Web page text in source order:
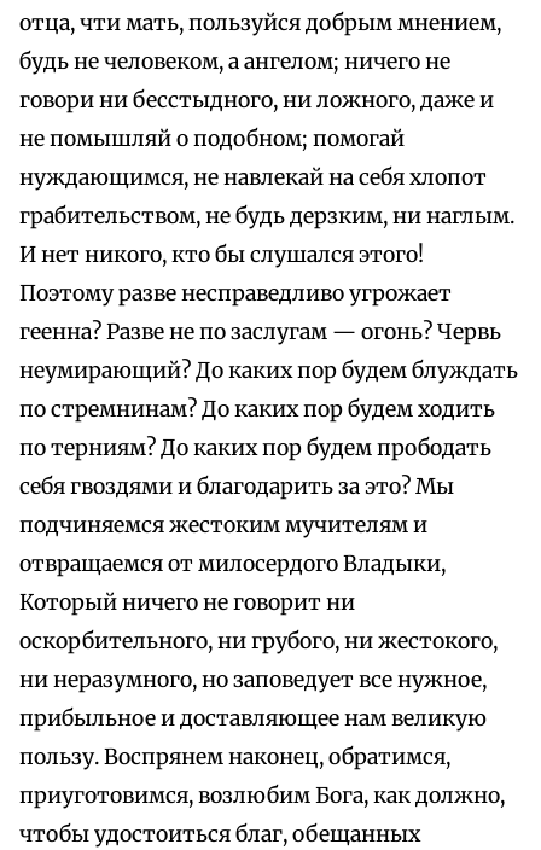
отца, чти мать, пользуйся добрым мнением,
будь не человеком, а ангелом; ничего не
говори ни бесстыдного, ни ложного, даже и
не помышляй о подобном; помогай
нуждающимся, не навлекай на себя хлопот
грабительством, не будь дерзким, ни наглым.
И нет никого, кто бы слушался этого!
Поэтому разве несправедливо угрожает
геенна? Разве не по заслугам — огонь? Червь
неумирающий? До каких пор будем блуждать
по стремнинам? До каких пор будем ходить
по терниям? До каких пор будем прободать
себя гвоздями и благодарить за это? Мы
подчиняемся жестоким мучителям и
отвращаемся от милосердого Владыки,
Который ничего не говорит ни
оскорбительного, ни грубого, ни жестокого,
ни неразумного, но заповедует все нужное,
прибыльное и доставляющее нам великую
пользу. Воспрянем наконец, обратимся,
приуготовимся, возлюбим Бога, как должно,
чтобы удостоиться благ, обещанных